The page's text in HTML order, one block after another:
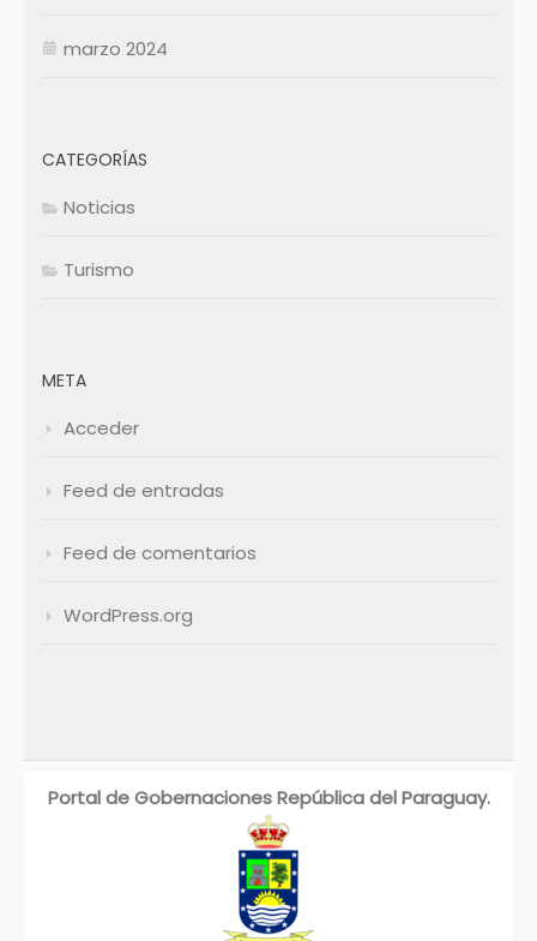
marzo 2024
CATEGORÍAS
Noticias
Turismo
META
Acceder
Feed de entradas
Feed de comentarios
WordPress.org
Portal de Gobernaciones República del Paraguay.